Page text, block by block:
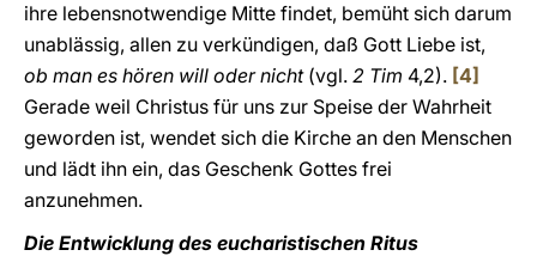
ihre lebensnotwendige Mitte findet, bemüht sich darum
unablässig, allen zu verkündigen, daß Gott Liebe ist,
ob man es hören will oder nicht(vgl. 2 Tim 4,2). [4]
Gerade weil Christus für uns zur Speise der Wahrheit
geworden ist, wendet sich die Kirche an den Menschen
und lädt ihn ein, das Geschenk Gottes frei
anzunehmen.
Die Entwicklung des eucharistischen Ritus